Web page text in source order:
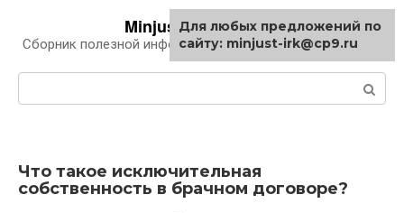
контенту
Minjust-irk.ru
Сборник полезной информации про автомобили
Что такое исключительная
собственность в брачном договоре?
Для любых предложений по
сайту: minjust-irk@cp9.ru